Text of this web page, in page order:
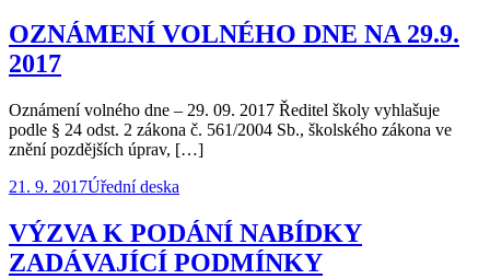
OZNÁMENÍ VOLNÉHO DNE NA 29.9.
2017
Oznámení volného dne – 29. 09. 2017 Ředitel školy vyhlašuje
podle § 24 odst. 2 zákona č. 561/2004 Sb., školského zákona ve
znění pozdějších úprav, […]
21. 9. 2017Úřední deska
VÝZVA K PODÁNÍ NABÍDKY
ZADÁVAJÍCÍ PODMÍNKY